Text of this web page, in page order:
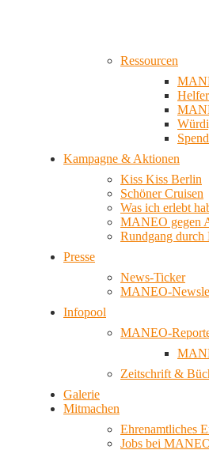
Ressourcen
Kampagne & Aktionen
Kiss Kiss Berlin
Schöner Cruisen
Was ich erlebt
MANEO gegen
Rundgang durch
Presse
News-Ticker
MANEO-
Infopool
MANEO-
Zeitschrift &
Galerie
Mitmachen
Ehrenamtliches
Jobs bei